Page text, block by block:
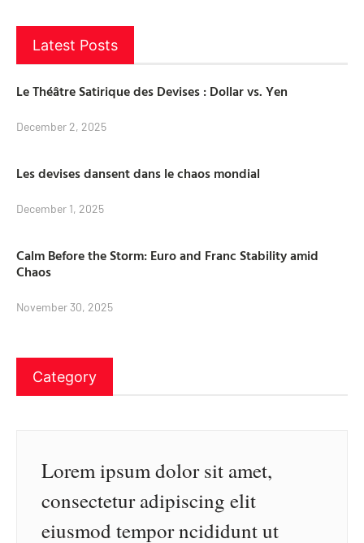
Latest Posts
Le Théâtre Satirique des Devises : Dollar vs. Yen
December 2, 2025
Les devises dansent dans le chaos mondial
December 1, 2025
Calm Before the Storm: Euro and Franc Stability amid
Chaos
November 30, 2025
Category
Lorem ipsum dolor sit amet,
consectetur adipiscing elit
eiusmod tempor ncididunt ut